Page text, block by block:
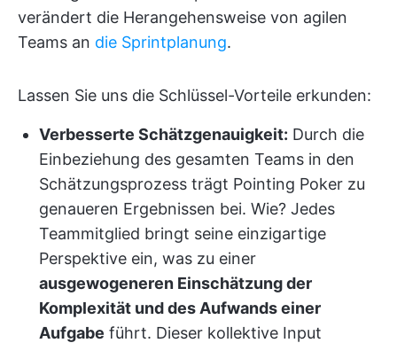
verändert die Herangehensweise von agilen
Teams an die Sprintplanung.
Lassen Sie uns die Schlüssel-Vorteile erkunden:
Verbesserte Schätzgenauigkeit: Durch die
Einbeziehung des gesamten Teams in den
Schätzungsprozess trägt Pointing Poker zu
genaueren Ergebnissen bei. Wie? Jedes
Teammitglied bringt seine einzigartige
Perspektive ein, was zu einer
ausgewogeneren Einschätzung der
Komplexität und des Aufwands einer
Aufgabe führt. Dieser kollektive Input